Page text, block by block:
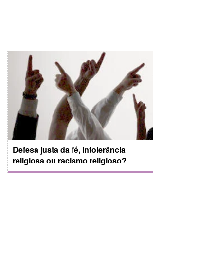
Defesa justa da fé, intolerância
religiosa ou racismo religioso?